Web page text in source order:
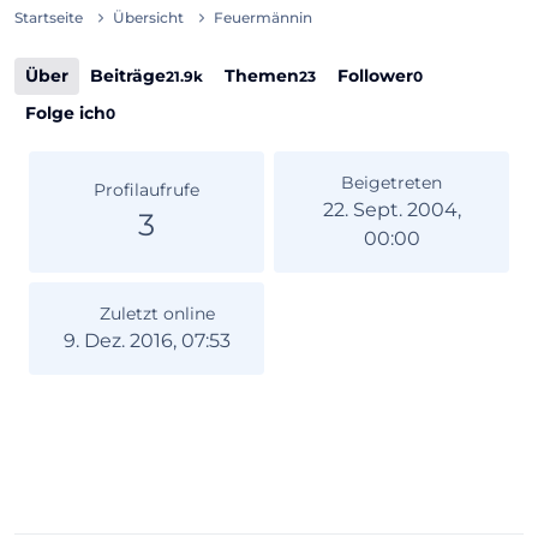
Startseite Übersicht Feuermännin
Über Beiträge21.9k Themen23 Follower0
Folge ich0
Profilaufrufe
3
Beigetreten
22. Sept. 2004,
00:00
Zuletzt online
9. Dez. 2016, 07:53